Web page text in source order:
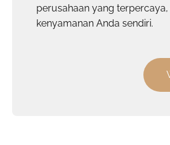
perusahaan yang
kenyamanan Anda sendiri.